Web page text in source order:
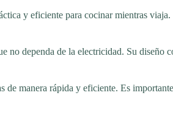
y eficiente para cocinar mientras
no dependa de la electricidad. Su diseño
manera rápida y eficiente. Es